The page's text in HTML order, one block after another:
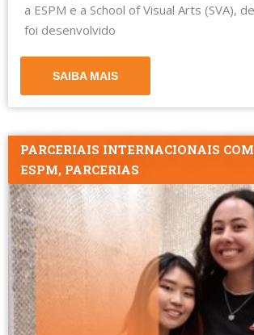
a ESPM e a School of Visual Arts (SVA),
foi desenvolvido
SAIBA MAIS
PARCERIAIS INTERNACIONAIS
ESPM, PARCERIAS